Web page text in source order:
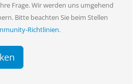
Frage. Wir werden uns umgehend
Bitte beachten Sie beim Stellen
Richtlinien.